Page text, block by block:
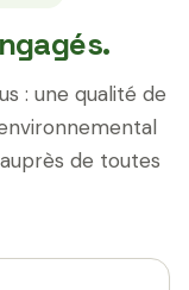
: une qualité de
de toutes